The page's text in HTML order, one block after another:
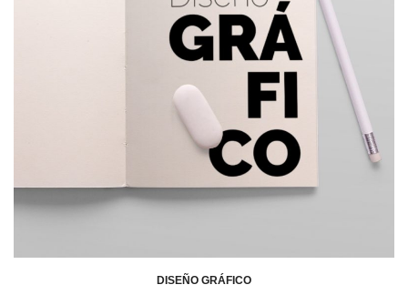
DISEÑO GRÁFICO